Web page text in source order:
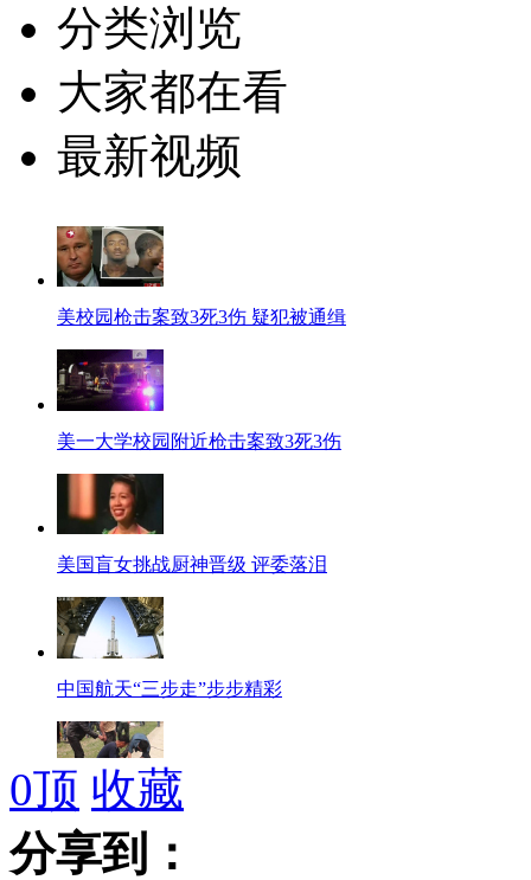
分类浏览
大家都在看
最新视频
美校园枪击案致3死3伤 疑犯被通缉
美一大学校园附近枪击案致3死3伤
美国盲女挑战厨神晋级 评委落泪
中国航天“三步走”步步精彩
教育部全面排查16名学生溺亡事故
0顶 收藏
分享到：